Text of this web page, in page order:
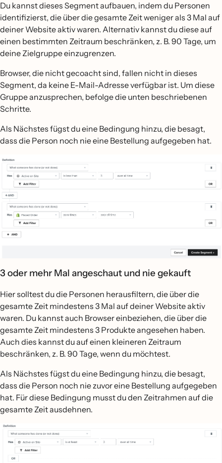
Du kannst dieses Segment aufbauen, indem du Personen
identifizierst, die über die gesamte Zeit weniger als 3 Mal auf
deiner Website aktiv waren. Alternativ kannst du diese auf
einen bestimmten Zeitraum beschränken, z. B. 90 Tage, um
deine Zielgruppe einzugrenzen.
Browser, die nicht gecoacht sind, fallen nicht in dieses
Segment, da keine E-Mail-Adresse verfügbar ist. Um diese
Gruppe anzusprechen, befolge die unten beschriebenen
Schritte.
Als Nächstes fügst du eine Bedingung hinzu, die besagt,
dass die Person noch nie eine Bestellung aufgegeben hat.
3 oder mehr Mal angeschaut und nie gekauft
Hier solltest du die Personen herausfiltern, die über die
gesamte Zeit mindestens 3 Mal auf deiner Website aktiv
waren. Du kannst auch Browser einbeziehen, die über die
gesamte Zeit mindestens 3 Produkte angesehen haben.
Auch dies kannst du auf einen kleineren Zeitraum
beschränken, z. B. 90 Tage, wenn du möchtest.
Als Nächstes fügst du eine Bedingung hinzu, die besagt,
dass die Person noch nie zuvor eine Bestellung aufgegeben
hat. Für diese Bedingung musst du den Zeitrahmen auf die
gesamte Zeit ausdehnen.